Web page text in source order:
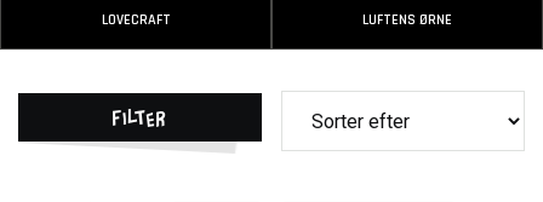
LOVECRAFT LUFTENS ØRNE
Filter